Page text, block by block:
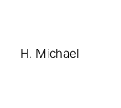
H. Michael